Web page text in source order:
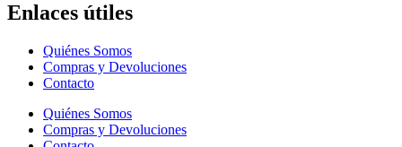
Enlaces útiles
Quiénes Somos
Compras y Devoluciones
Contacto
Quiénes Somos
Compras y Devoluciones